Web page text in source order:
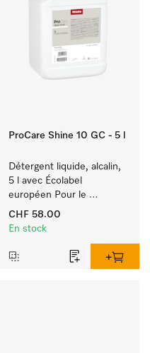
ProCare Shine 10 GC - 5 l
Détergent liquide, alcalin,
5 l avec Écolabel
européen Pour le
nettoyage des salissures
quotidiennes sur
verres.
CHF 58.00
En stock